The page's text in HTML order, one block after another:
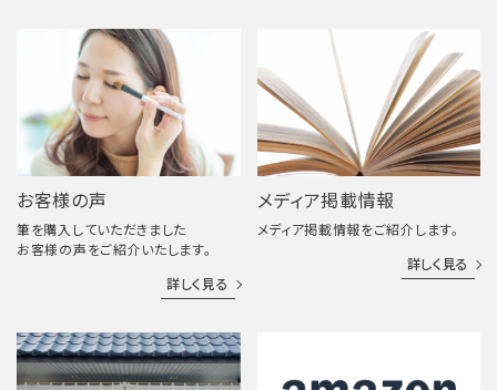
お客様の声
筆を購入していただきました
お客様の声をご紹介いたします。
詳しく見る
メディア掲載情報
メディア掲載情報をご紹介します。
詳しく見る